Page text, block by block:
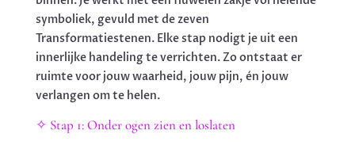
symboliek, gevuld met de zeven
Transformatiestenen. Elke stap nodigt je uit een
innerlijke handeling te verrichten. Zo ontstaat er
ruimte voor jouw waarheid, jouw pijn, én jouw
verlangen om te helen.
✧ Stap 1: Onder ogen zien en loslaten